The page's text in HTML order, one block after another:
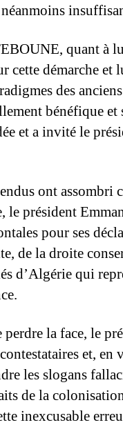
quant à
démarche et
des
bénéfique et
et a invité le
ont assombri
le président
pour ses
de la droite
d’Algérie qui
perdre la face, le
et,
les slogans
de la
inexcusable